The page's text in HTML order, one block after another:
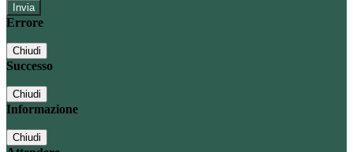
Errore
Chiudi
Successo
Chiudi
Informazione
Chiudi